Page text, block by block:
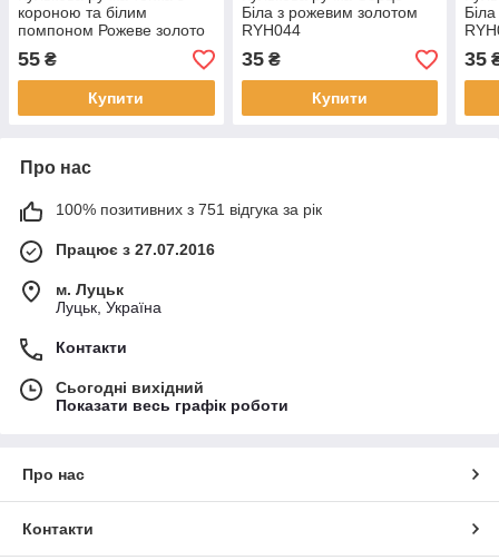
короною та білим
помпоном Рожеве золото
RYH131
55 ₴
Купити
Біла з рожевим золотом
RYH044
35₴
Купити
35
Про нас
100% позитивних з 751 відгука за рік
Працює з 27.07.2016
м. Луцьк
Луцьк, Україна
Контакти
Сьогодні вихідний
Показати весь графік роботи
Про нас
Контакти